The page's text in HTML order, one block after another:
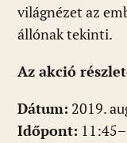
világnézet az
állónak tekinti.
Az akció
Dátum: 2019.
Időpont: